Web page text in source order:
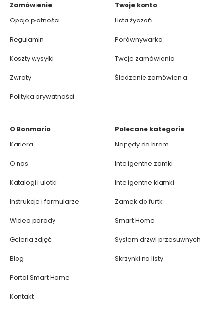
Zamówienie
Opcje płatności
Regulamin
Koszty wysyłki
Zwroty
Polityka prywatności
Twoje konto
Lista życzeń
Porównywarka
Twoje zamówienia
Śledzenie zamówienia
O Bonmario
Kariera
O nas
Katalogi i ulotki
Instrukcje i formularze
Wideo porady
Galeria zdjęć
Blog
Portal Smart Home
Kontakt
Polecane kategorie
Napędy do bram
Inteligentne zamki
Inteligentne klamki
Zamek do furtki
Smart Home
System drzwi przesuwnych
Skrzynki na listy